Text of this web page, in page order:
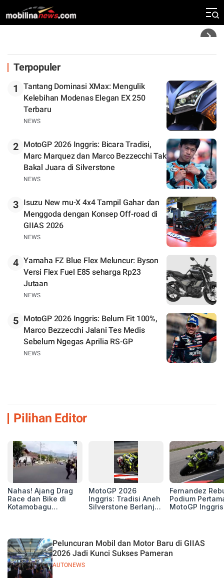
Zona Perburuan Gelar
Terpopuler
1
Tantang Dominasi XMax: Mengulik
Kelebihan Modenas Elegan EX 250
Terbaru
NEWS
2
MotoGP 2026 Inggris: Bicara Tradisi,
Marc Marquez dan Marco Bezzecchi Tak
Bakal Juara di Silverstone
NEWS
3
Isuzu New mu-X 4x4 Tampil Gahar dan
Menggoda dengan Konsep Off-road di
GIIAS 2026
NEWS
4 Yamaha FZ Blue Flex Meluncur: Byson
Versi Flex Fuel E85 seharga Rp23
Jutaan
NEWS
5
MotoGP 2026 Inggris: Belum Fit 100%,
Marco Bezzecchi Jalani Tes Medis
Sebelum Ngegas Aprilia RS-GP
NEWS
Pilihan Editor
Nahas! Ajang Drag
Race dan Bike di
Kotamobagu
MotoGP 2026
Inggris: Tradisi Aneh
Silverstone Berlanjut,
Fernandez
Podium
MotoGP Inggris
AUTONEWS
Peluncuran Mobil dan Motor Baru di GIIAS
2026 Jadi Kunci Sukses Pameran